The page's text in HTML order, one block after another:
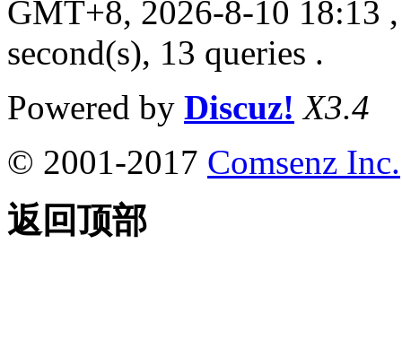
GMT+8, 2026-8-10 18:13
second(s), 13 queries .
Powered by Discuz! X3.4
© 2001-2017 Comsenz Inc.
返回顶部